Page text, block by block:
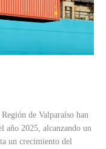
de Valparaíso han
año 2025, alcanzando un
un crecimiento del